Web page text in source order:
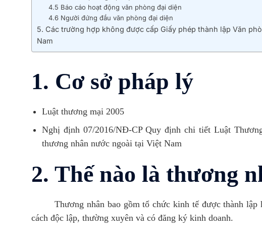
4.5 Báo cáo hoạt động văn phòng đại diện
4.6 Người đứng đầu văn phòng đại diện
5. Các trường hợp không được cấp Giấy phép thành lập Văn
Nam
1. Cơ sở pháp lý
Luật thương mại 2005
Nghị định 07/2016/NĐ-CP Quy định chi tiết Luật
thương nhân nước ngoài tại Việt Nam
2. Thế nào là thương
Thương nhân bao gồm tổ chức kinh tế được thành lập
cách độc lập, thường xuyên và có đăng ký kinh doanh.